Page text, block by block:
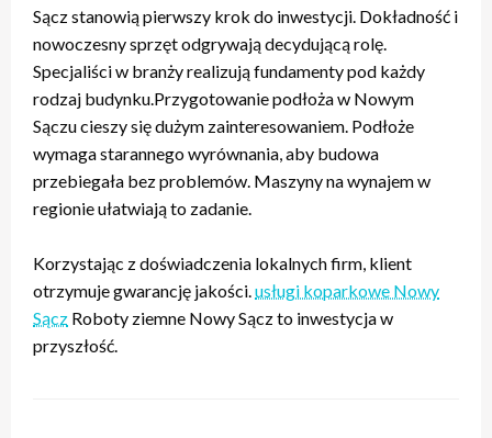
Sącz stanowią pierwszy krok do inwestycji. Dokładność i
nowoczesny sprzęt odgrywają decydującą rolę.
Specjaliści w branży realizują fundamenty pod każdy
rodzaj budynku.Przygotowanie podłoża w Nowym
Sączu cieszy się dużym zainteresowaniem. Podłoże
wymaga starannego wyrównania, aby budowa
przebiegała bez problemów. Maszyny na wynajem w
regionie ułatwiają to zadanie.
Korzystając z doświadczenia lokalnych firm, klient
otrzymuje gwarancję jakości. usługi koparkowe Nowy
Sącz Roboty ziemne Nowy Sącz to inwestycja w
przyszłość.